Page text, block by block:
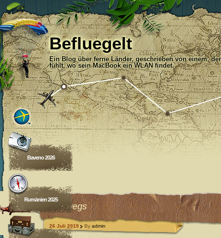
Befluegelt
Ein Blog über ferne Länder, geschrieben von einem,
fühlt, wo sein MacBook ein WLAN findet.
Baveno 2026
Rumänien 2025
Unterwegs
26 Juli 2019 By admin